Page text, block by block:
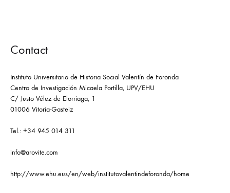
Contact
Instituto Universitario de Historia Social Valentín de Foronda
Centro de Investigación Micaela Portilla, UPV/EHU
C/ Justo Vélez de Elorriaga, 1
01006 Vitoria-Gasteiz
Tel.: +34 945 014 311
info@arovite.com
http://www.ehu.eus/en/web/institutovalentindeforonda/home